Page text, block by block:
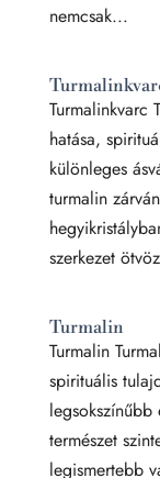
nemcsak...
Turmalinkvarc
hatása,
különleges
turmalin
szerkezet
Turmalin
Turmalin
spirituális
természet
legismertebb